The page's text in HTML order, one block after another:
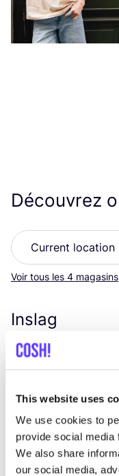
This website uses
We use cookies to
provide social media
We also share
our social media,
Découvrez
Voir tous les 4 magasins
Inslag
Brabantdam 63, Gent
Vêtements